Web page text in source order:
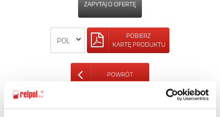
ZAPYTAJ O OFERTĘ
POBIERZ
KARTĘ PRODUKTU
POWRÓT